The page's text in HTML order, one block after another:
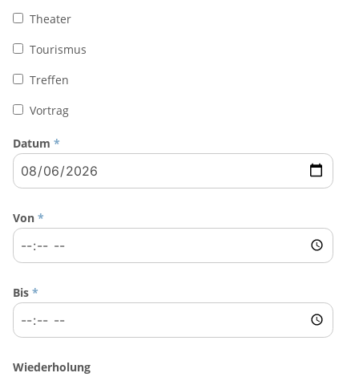
Theater
Tourismus
Treffen
Vortrag
Datum *
Von *
Bis *
Wiederholung